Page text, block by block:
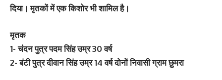
दिया। मृतकों में एक किशोर भी शामिल है।
मृतक
1- चंदन पुत्र पदम सिंह उम्र 30 वर्ष
2- बंटी पुत्र दीवान सिंह उम्र 14 वर्ष दोनों निवासी ग्राम छुमरा